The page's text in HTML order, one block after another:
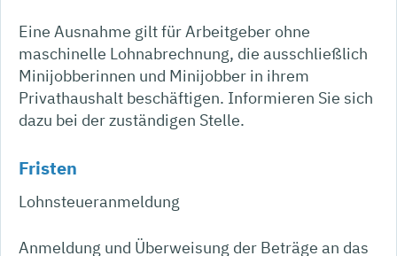
Eine Ausnahme gilt für Arbeitgeber ohne
maschinelle Lohnabrechnung, die ausschließlich
Minijobberinnen und Minijobber in ihrem
Privathaushalt beschäftigen. Informieren Sie sich
dazu bei der zuständigen Stelle.
Fristen
Lohnsteueranmeldung
Anmeldung und Überweisung der Beträge an das